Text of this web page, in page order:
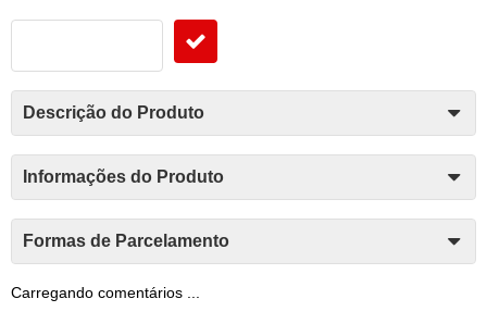
Descrição do Produto
Informações do Produto
Formas de Parcelamento
Carregando comentários ...